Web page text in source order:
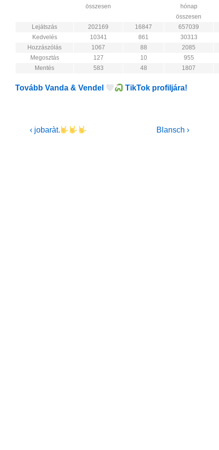
összesen
hónap
összesen
Lejátszás
202169 16847
657039
Kedvelés
10341 861
30313
Hozzászólás
1067 88
2085
Megosztás
127 10
955
Mentés
583 48 1807
Tovább Vanda & Vendel TikTok profiljára!
Bejegyzés
Previous
‹ jobaràt.
Next
Blansch ›